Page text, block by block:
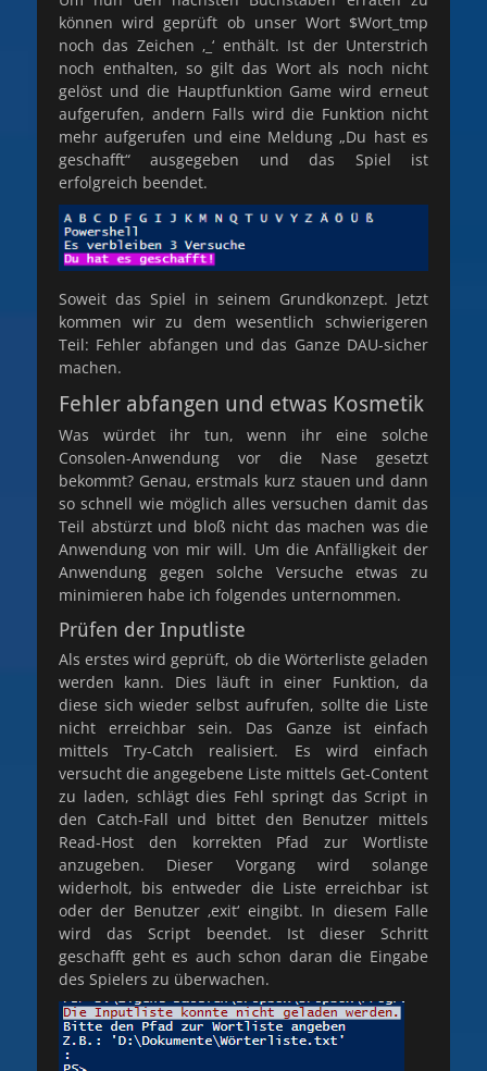
können wird geprüft ob unser Wort $Wort_tmp
noch das Zeichen ‚_‘ enthält. Ist der Unterstrich
noch enthalten, so gilt das Wort als noch nicht
gelöst und die Hauptfunktion Game wird erneut
aufgerufen, andern Falls wird die Funktion nicht
mehr aufgerufen und eine Meldung „Du hast es
geschafft“ ausgegeben und das Spiel ist
erfolgreich beendet.
Soweit das Spiel in seinem Grundkonzept. Jetzt
kommen wir zu dem wesentlich schwierigeren
Teil: Fehler abfangen und das Ganze DAU-sicher
machen.
Fehler abfangen und etwas Kosmetik
Was würdet ihr tun, wenn ihr eine solche
Consolen-Anwendung vor die Nase gesetzt
bekommt? Genau, erstmals kurz stauen und dann
so schnell wie möglich alles versuchen damit das
Teil abstürzt und bloß nicht das machen was die
Anwendung von mir will. Um die Anfälligkeit der
Anwendung gegen solche Versuche etwas zu
minimieren habe ich folgendes unternommen.
Prüfen der Inputliste
Als erstes wird geprüft, ob die Wörterliste geladen
werden kann. Dies läuft in einer Funktion, da
diese sich wieder selbst aufrufen, sollte die Liste
nicht erreichbar sein. Das Ganze ist einfach
mittels Try-Catch realisiert. Es wird einfach
versucht die angegebene Liste mittels Get-Content
zu laden, schlägt dies Fehl springt das Script in
den Catch-Fall und bittet den Benutzer mittels
Read-Host den korrekten Pfad zur Wortliste
anzugeben. Dieser Vorgang wird solange
widerholt, bis entweder die Liste erreichbar ist
oder der Benutzer ‚exit‘ eingibt. In diesem Falle
wird das Script beendet. Ist dieser Schritt
geschafft geht es auch schon daran die Eingabe
des Spielers zu überwachen.